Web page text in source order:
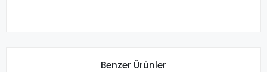
Benzer Ürünler